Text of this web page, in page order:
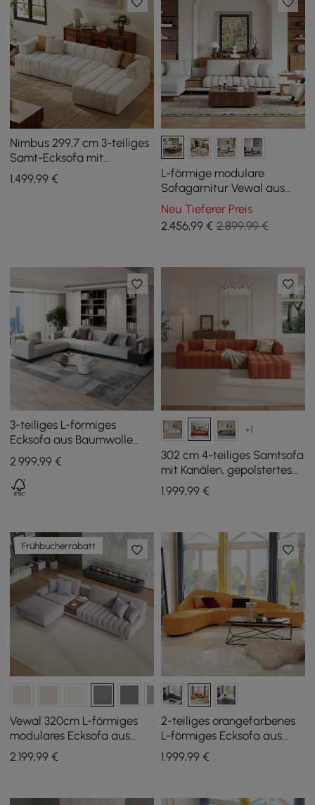
Nimbus 299,7 cm 3-teiliges
Samt-Ecksofa mit
Kanalsteppung und
Chaiselongue
1.499,99 €
L-förmige modulare
Sofagarnitur Vewal aus
Leder mit quadratischem
Couchtisch
Neu Tieferer Preis
2.456,99€ 2.899,99 €
3-teiliges L-förmiges
Ecksofa aus Baumwolle
und Leinen mit offenem
Seitenstauraum
2.999,99 €
+1
302 cm 4-teiliges Samtsofa
mit Kanälen, gepolstertes
modulares Ecksofa
1.999,99€
Frühbucherrabatt
Vewal 320cm L-förmiges
modulares Ecksofa aus
Bouclé mit Récamiere &
Hocker
2.199,99 €
2-teiliges orangefarbenes
L-förmiges Ecksofa aus
Kunstleder
1.999,99€